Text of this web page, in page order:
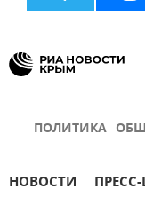
ПОЛИТИКА
НОВОСТИ